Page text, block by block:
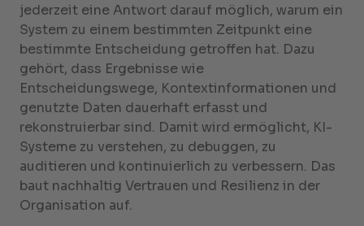
jederzeit eine Antwort darauf möglich, warum ein
System zu einem bestimmten Zeitpunkt eine
bestimmte Entscheidung getroffen hat. Dazu
gehört, dass Ergebnisse wie
Entscheidungswege, Kontextinformationen und
genutzte Daten dauerhaft erfasst und
rekonstruierbar sind. Damit wird ermöglicht, KI-
Systeme zu verstehen, zu debuggen, zu
auditieren und kontinuierlich zu verbessern. Das
baut nachhaltig Vertrauen und Resilienz in der
Organisation auf.